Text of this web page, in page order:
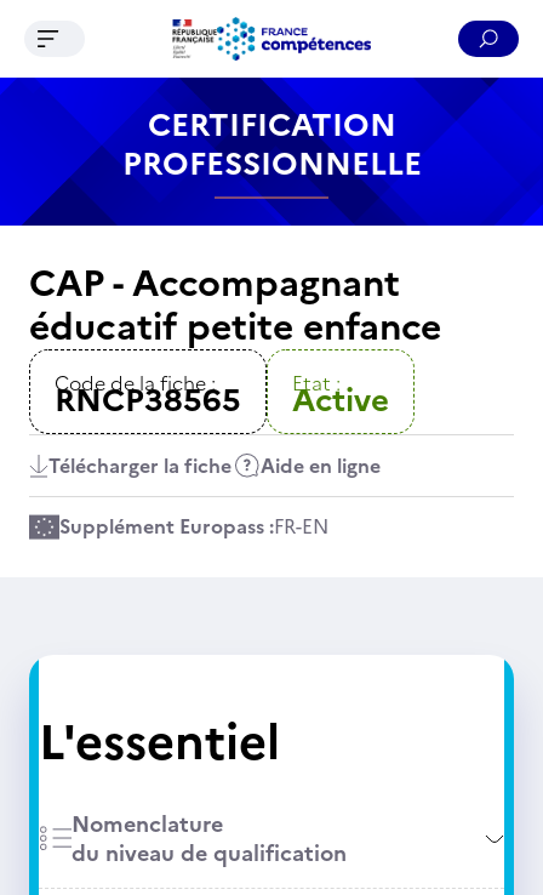
Contenu Recherche Menu Pied de page
Ouvrir le menu de navigation
CERTIFICATION
PROFESSIONNELLE
CAP - Accompagnant
éducatif petite enfance
Code de la fiche :
RNCP38565 Etat :
Active
Télécharger la fiche Aide en ligne
Supplément Europass :FR-EN
L'essentiel
Nomenclature
du niveau de qualification